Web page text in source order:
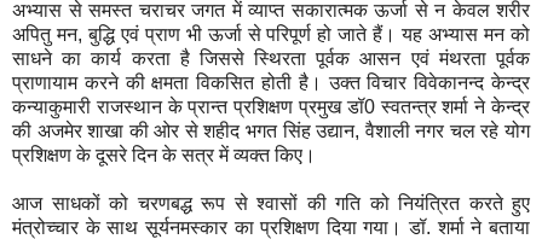
अभ्यास से समस्त चराचर जगत में व्याप्त सकारात्मक ऊर्जा से न केवल शरीर
अपितु मन, बुद्धि एवं प्राण भी ऊर्जा से परिपूर्ण हो जाते हैं। यह अभ्यास मन को
साधने का कार्य करता है जिससे स्थिरता पूर्वक आसन एवं मंथरता पूर्वक
प्राणायाम करने की क्षमता विकसित होती है। उक्त विचार विवेकानन्द केन्द्र
कन्याकुमारी राजस्थान के प्रान्त प्रशिक्षण प्रमुख डॉ0 स्वतन्त्र शर्मा ने केन्द्र
की अजमेर शाखा की ओर से शहीद भगत सिंह उद्यान, वैशाली नगर चल रहे योग
प्रशिक्षण के दूसरे दिन के सत्र में व्यक्त किए।
आज साधकों को चरणबद्ध रूप से श्वासों की गति को नियंत्रित करते हुए
मंत्रोच्चार के साथ सूर्यनमस्कार का प्रशिक्षण दिया गया। डॉ. शर्मा ने बताया